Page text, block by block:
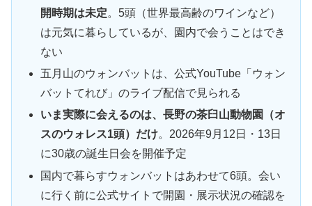
開時期は未定。5頭（世界最高齢のワインなど）
は元気に暮らしているが、園内で会うことはでき
ない
五月山のウォンバットは、公式YouTube「ウォン
バットてれび」のライブ配信で見られる
いま実際に会えるのは、長野の茶臼山動物園（オ
スのウォレス1頭）だけ。2026年9月12日・13日
に30歳の誕生日会を開催予定
国内で暮らすウォンバットはあわせて6頭。会い
に行く前に公式サイトで開園・展示状況の確認を